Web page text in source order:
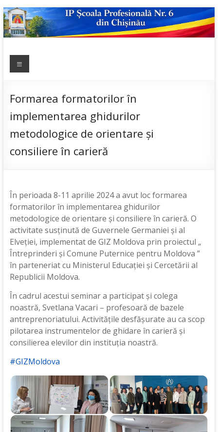
Skip
to
content
NR.6
scoala
nr.6; școală
admitere;
admitere
Meniu
Formarea formatorilor în
implementarea ghidurilor
metodologice de orientare și
consiliere în carieră
În perioada 8-11 aprilie 2024 a avut loc formarea
formatorilor în implementarea ghidurilor
metodologice de orientare și consiliere în carieră. O
activitate susținută de Guvernele Germaniei și al
Elveției, implementat de GIZ Moldova prin proiectul „
Întreprinderi și Comune Puternice pentru Moldova ”
în parteneriat cu Ministerul Educației și Cercetării al
Republicii Moldova.
În cadrul acestui seminar a participat și colega
noastră, Svetlana Vacari – profesoară de bazele
antreprenoriatului. Activitățile desfășurate au ca scop
pilotarea instrumentelor de ghidare în carieră și
consilierea elevilor din instituția noastră.
#GIZMoldova